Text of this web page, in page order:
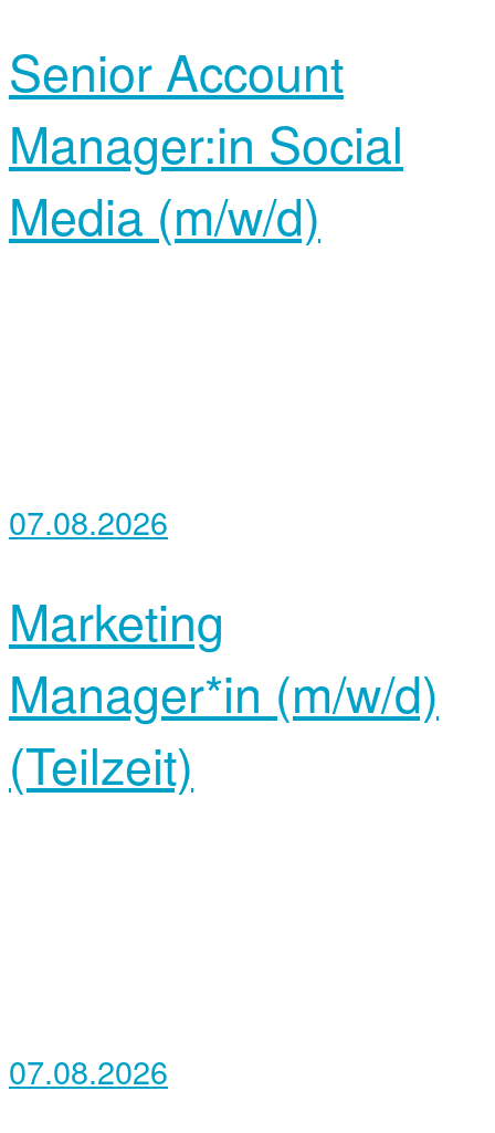
Senior Account
Manager:in Social
Media (m/w/d)
07.08.2026
Marketing
Manager*in (m/w/d)
(Teilzeit)
07.08.2026